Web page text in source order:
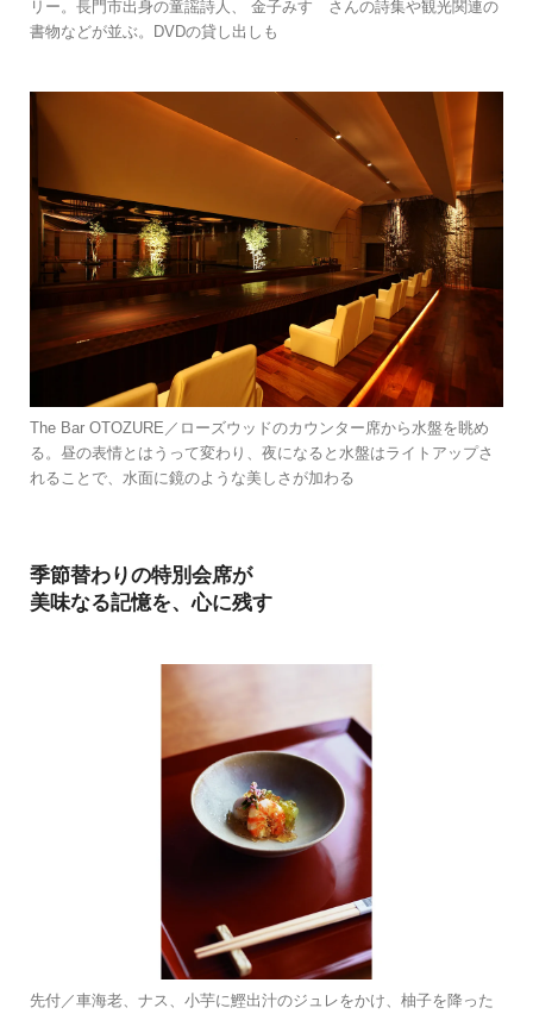
リー。長門市出身の童謡詩人、 金子みすゞさんの詩集や観光関連の
書物などが並ぶ。DVDの貸し出しも
The Bar OTOZURE／ローズウッドのカウンター席から水盤を眺め
る。昼の表情とはうって変わり、夜になると水盤はライトアップさ
れることで、水面に鏡のような美しさが加わる
季節替わりの特別会席が
美味なる記憶を、心に残す
先付／車海老、ナス、小芋に鰹出汁のジュレをかけ、柚子を降った